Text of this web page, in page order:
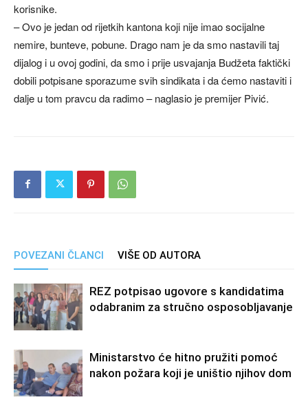
korisnike.
– Ovo je jedan od rijetkih kantona koji nije imao socijalne
nemire, bunteve, pobune. Drago nam je da smo nastavili taj
dijalog i u ovoj godini, da smo i prije usvajanja Budžeta faktički
dobili potpisane sporazume svih sindikata i da ćemo nastaviti i
dalje u tom pravcu da radimo – naglasio je premijer Pivić.
POVEZANI ČLANCI VIŠE OD AUTORA
REZ potpisao ugovore s kandidatima
odabranim za stručno osposobljavanje
Ministarstvo će hitno pružiti pomoć
nakon požara koji je uništio njihov dom